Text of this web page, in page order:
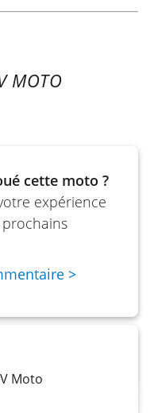
MOTO
cette moto ?
expérience
>
Moto